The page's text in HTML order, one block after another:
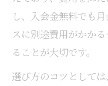
し、入会金無料でも
スに別途費用がかか
ることが大切です。
選び方のコツとして